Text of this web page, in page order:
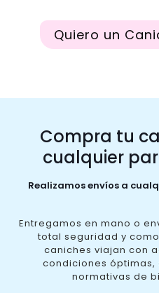
Quiero un
Compra tu
cualquier
Realizamos envíos a
Entregamos en mano o
total seguridad y
caniches viajan con
condiciones
normativas de